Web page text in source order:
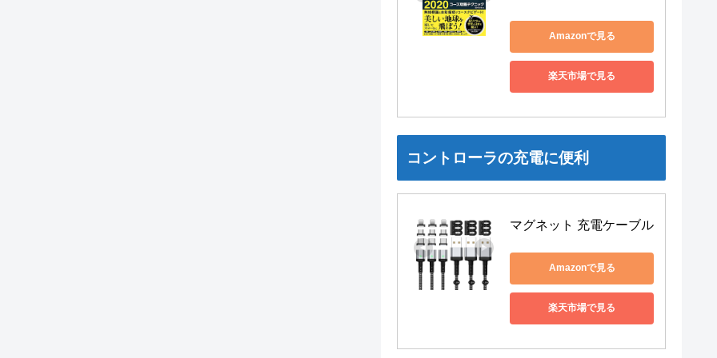
Amazonで見る
楽天市場で見る
コントローラの充電に便利
マグネット 充電ケーブル
Amazonで見る
楽天市場で見る